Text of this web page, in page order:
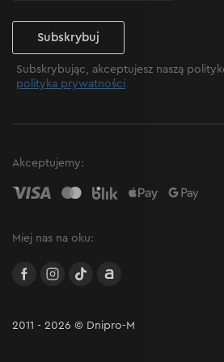
Subskrybuj
Subskrybując, akceptujesz naszą
polityka prywatności
2011 - 2026 © Dnipro-M
Akceptujemy:
Miej nas na oku:
facebookinstagramTikTokAllegro